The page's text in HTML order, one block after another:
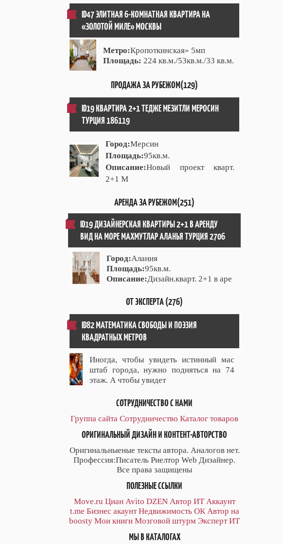
ID47 ЭЛИТНАЯ 6-КОМНАТНАЯ КВАРТИРА НА
«ЗОЛОТОЙ МИЛЕ» МОСКВЫ
Метро:Кропоткинская» 5мп
Площадь: 224 кв.м./53кв.м./33 кв.м.
ПРОДАЖА ЗА РУБЕЖОМ(129)
ID19 КВАРТИРА 2+1 ТЕДЖЕ МЕЗИТЛИ МЕРОСИН
ТУРЦИЯ 186119
Город:Мерсин
Площадь:95кв.м.
Описание:Новый проект кварт.
2+1 М
АРЕНДА ЗА РУБЕЖОМ(251)
ID19 ДИЗАЙНЕРСКАЯ КВАРТИРЫ 2+1 В АРЕНДУ
ВИД НА МОРЕ МАХМУТЛАР АЛАНЬЯ ТУРЦИЯ 2706
Город:Алания
Площадь:95кв.м.
Описание:Дизайн.кварт. 2+1 в аре
ОТ ЭКСПЕРТА (276)
ID82 МАТЕМАТИКА СВОБОДЫ И ПОЭЗИЯ
КВАДРАТНЫХ МЕТРОВ
Иногда, чтобы увидеть истинный мас
штаб города, нужно подняться на 74
этаж. А чтобы увидет
СОТРУДНИЧЕСТВО С НАМИ
Группа сайта Сотрудничество Каталог товаров
ОРИГИНАЛЬНЫЙ ДИЗАЙН И КОНТЕНТ-АВТОРСТВО
Оригинальныеные тексты автора. Аналогов нет.
Профессия:Писатель Риелтор Web Дизайнер.
Все права защищены
ПОЛЕЗНЫЕ ССЫЛКИ
Move.ru Циан Avito DZEN Автор ИТ Аккаунт
t.me Бизнес акаунт Недвижимость ОК Автор на
boosty Мои книги Мозговой штурм Эксперт ИТ
МЫ В КАТАЛОГАХ